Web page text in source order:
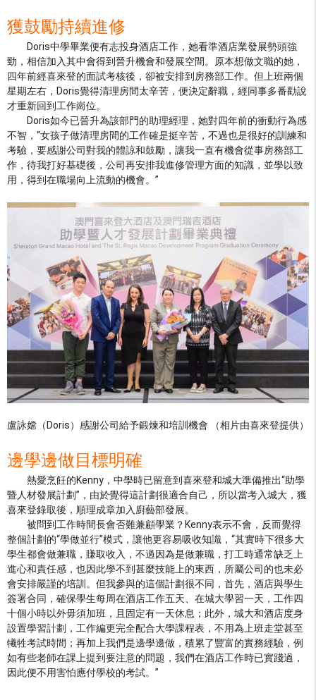
獲鼓勵持續進修
Doris中學畢業便有志投身酒店工作，她看準酒店業發展勢頭強
勁，相信加入其中會得到晉升機會和發展空間。原本想做文職的她，
四年前經喜來登的面試考核後，卻被安排到房務部工作。但上班兩個
星期左右，Doris覺得清理房間太辛苦，便決定辭職，經同事多番勸說
才重新回到工作崗位。
Doris如今已晉升為該部門的助理經理，她對四年前的衝動行為感
不智，“女孩子做清理房間的工作確是挺辛苦，不過也是很好的訓練和
考驗，要感謝公司對我的體諒和鼓勵，讓我一直有機會從事房務部工
作，待我打好基礎後，公司再安排我進修管理方面的知識，並學以致
用，得到在職場向上流動的機會。”
盧詠嫦（Doris）感謝公司給予鍛煉和培訓機會 （相片由喜來登提供）
邊學邊做目標明確
熱愛烹飪的Kenny，中學時已留意到喜來登和城大準備推出“助學
暨人材發展計劃”，由於覺得這計劃很適合自己，所以當考入城大，獲
喜來登錄取後，順理成章加入廚藝部發展。
被問到工作時間長會否難兼顧學業？Kenny表示不會，反而覺得
整個計劃的“學做並行”模式，讓他更容易吸收知識，“其實時下很多大
學生都會做兼職，賺取收入，不過因為是做兼職，打工時通常缺乏上
進心和責任感，也因此學不到甚麼技能上的東西，所屬公司的也未必
會安排嚴謹的培訓。但我參與的這個計劃很不同，首先，酒店與學生
簽署合同，確保學生每周在酒店工作五天、在城大學習一天，工作四
十個小時以外毋須加班，且固定有一天休息；此外，城大和酒店度身
設置學習計劃，工作編更完全配合大學課程表，不用為上班走堂甚至
犧牲考試時間；再加上我們是邊學邊做，積累了豐富的實務經驗，例
如有些老師在課上提到要注意的問題，我們在酒店工作時已實踐過，
因此便不用害怕應付學校的考試。”